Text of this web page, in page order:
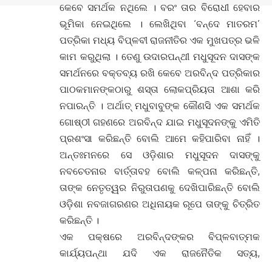
କେବେ ସମର୍ଥକ ନଥିଲେ । ବରଂ ତାର ବିରୋଧୀ ହେବାର
ଭୂମିକା ନେଇଥିଲେ । ଲେଖିଥିବା ‘ବନ୍ଦେ ମାତରମ’
ପତ୍ରିକା ମଧ୍ୟ ବିପ୍ଳବୀ ରାଜନୀତିର ଏକ ମୁଖପତ୍ର ଭଳି
କାମ କରୁଥିଲା । ତେଣୁ ଉଦାରପନ୍ଥୀ ମଧୁସୂଦନ ଦାସଙ୍କ
ସମର୍ଥନରେ ବକ୍ତବ୍ୟ ରଖି କେବେ ଅରବିନ୍ଦ ପତ୍ରିକାର
ପାଠକମାନଙ୍କଠାରୁ ଶସ୍ତା ଲୋକପ୍ରିୟତା ଆଶା କରି
ନପାରନ୍ତି । ଅର୍ଥାତ୍ ମଧୁବାବୁଙ୍କ କୌଣସି ଏକ ସମର୍ଥକ
ଗୋଷ୍ଠୀ ଗହଣରେ ଅରବିନ୍ଦ ଯାଇ ମଧୁସୂଦନଙ୍କୁ ଏମିତି
ପ୍ରଶଂସା କରିଛନ୍ତି ବୋଲି ଆମେ କହିପାରିବା ନାହିଁ ।
ଅନ୍ତଃମନରେ ସେ ଓଡ଼ିଶାର ମଧୁସୂଦନ ଦାସଙ୍କୁ
ନବଚେତନାର ବାର୍ତ୍ତାବହ ବୋଲି କଳ୍ପନା କରିଛନ୍ତି,
ତାଙ୍କ ନେତୃତ୍ୱର ନିରୁତାପଣକୁ ଦେଖିପାରିଛନ୍ତି ବୋଲି
ଓଡ଼ିଶା ନବଜାଗରଣର ଅଧିନାୟକ ରୂପେ ତାଙ୍କୁ ଚିତ୍ରିତ
କରିଛନ୍ତି ।
ଏକ ପକ୍ଷରେ ଅରବିନ୍ଦଙ୍କର ବିପ୍ଳବାତ୍ମକ
କାର୍ଯ୍ୟପନ୍ଥା ଯଦି ଏକ ରାଜନୈତିକ ସତ୍ୟ,